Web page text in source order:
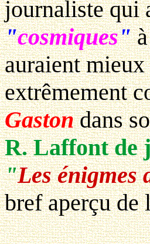
journaliste qui
"cosmiques"à
auraient
extrêmement
Gastondans
R. Laffont de
"Les énigmes
bref aperçu de